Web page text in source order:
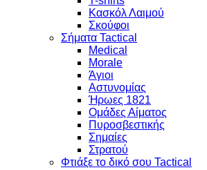
Κασκόλ Λαιμού
Σκούφοι
Σήματα Tactical
Medical
Morale
Άγιοι
Αστυνομίας
Ήρωες 1821
Ομάδες Αίματος
Πυροσβεστικής
Σημαίες
Στρατού
Φτιάξε το δικό σου Tactical